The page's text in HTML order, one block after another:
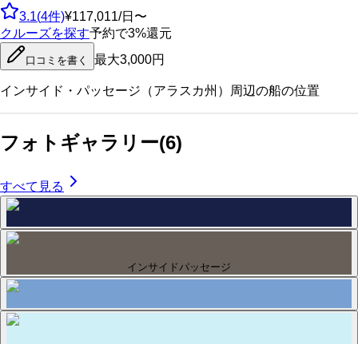
3.1(4件)¥117,011/日〜
クルーズを探す予約で3%還元
口コミを書く 最大3,000円
インサイド・パッセージ（アラスカ州） 周辺の船の位置
フォトギャラリー(6)
すべて見る
インサイドパッセージ